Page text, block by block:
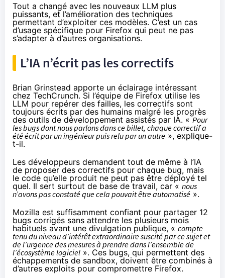
Tout a changé avec les nouveaux LLM plus
puissants, et l’amélioration des techniques
permettant d’exploiter ces modèles. C’est un cas
d’usage spécifique pour Firefox qui peut ne pas
s’adapter à d’autres organisations.
L’IA n’écrit pas les correctifs
Brian Grinstead apporte un éclairage intéressant
chez TechCrunch. Si l’équipe de Firefox utilise les
LLM pour repérer des failles, les correctifs sont
toujours écrits par des humains malgré les progrès
des outils de développement assistés par IA. «Pour
les bugs dont nous parlons dans ce billet, chaque correctif a
été écrit par un ingénieur puis relu par un autre », explique-
t-il.
Les développeurs demandent tout de même à l’IA
de proposer des correctifs pour chaque bug, mais
le code qu’elle produit ne peut pas être déployé tel
quel. Il sert surtout de base de travail, car « nous
n’avons pas constaté que cela pouvait être automatisé ».
Mozilla est suffisamment confiant pour partager 12
bugs corrigés sans attendre les plusieurs mois
habituels avant une divulgation publique, « compte
tenu du niveau d’intérêt extraordinaire suscité par ce sujet et
de l’urgence des mesures à prendre dans l’ensemble de
l’écosystème logiciel ». Ces bugs, qui permettent des
échappements de sandbox, doivent être combinés à
d’autres exploits pour compromettre Firefox.